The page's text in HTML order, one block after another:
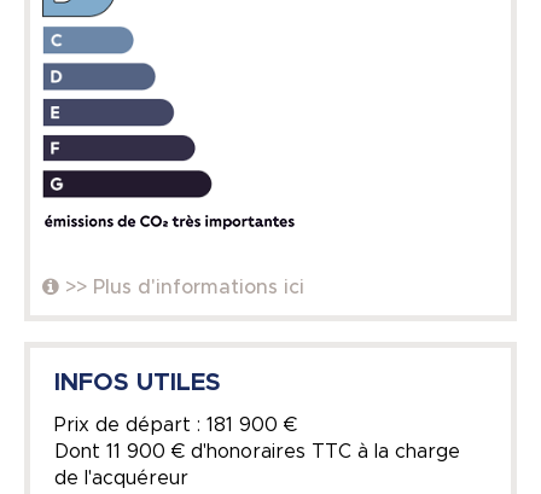
>> Plus d'informations ici
INFOS UTILES
Prix de départ : 181 900 €
Dont 11 900 € d'honoraires TTC à la charge
de l'acquéreur